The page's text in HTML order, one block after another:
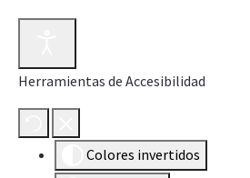
Herramientas de Accesibilidad
Colores invertidos